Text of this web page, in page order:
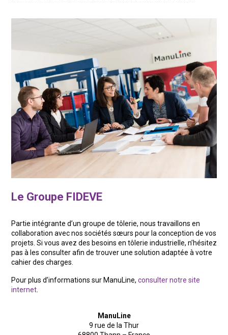
Le Groupe FIDEVE
Partie intégrante d’un groupe de tôlerie, nous travaillons en
collaboration avec nos sociétés sœurs pour la conception de vos
projets. Si vous avez des besoins en tôlerie industrielle, n’hésitez
pas à les consulter afin de trouver une solution adaptée à votre
cahier des charges.
Pour plus d’informations sur ManuLine, consulter notre site
internet
ManuLine
9 rue de la Thur